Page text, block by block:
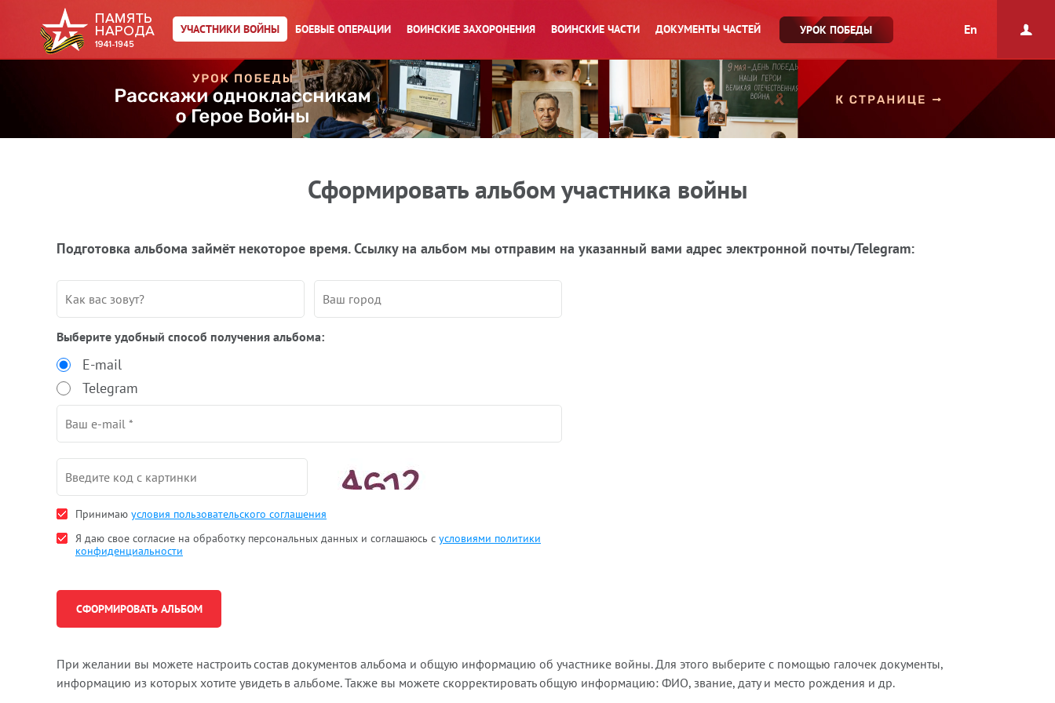
УЧАСТНИКИ ВОЙНЫ БОЕВЫЕ ОПЕРАЦИИ ВОИНСКИЕ ЗАХОРОНЕНИЯ ВОИНСКИЕ ЧАСТИ ДОКУМЕНТЫ ЧАСТЕЙ УРОК ПОБЕДЫ En
Сформировать альбом участника войны
Подготовка альбома займёт некоторое время. Ссылку на альбом мы отправим на указанный вами адрес электронной почты/Telegram:
Выберите удобный способ получения альбома:
E-mail
Telegram
Принимаю условия пользовательского соглашения
Я даю свое согласие на обработку персональных данных и соглашаюсь с условиями политики
конфиденциальности
При желании вы можете настроить состав документов альбома и общую информацию об участнике войны. Для этого выберите с помощью галочек документы,
информацию из которых хотите увидеть в альбоме. Также вы можете скорректировать общую информацию: ФИО, звание, дату и место рождения и др.